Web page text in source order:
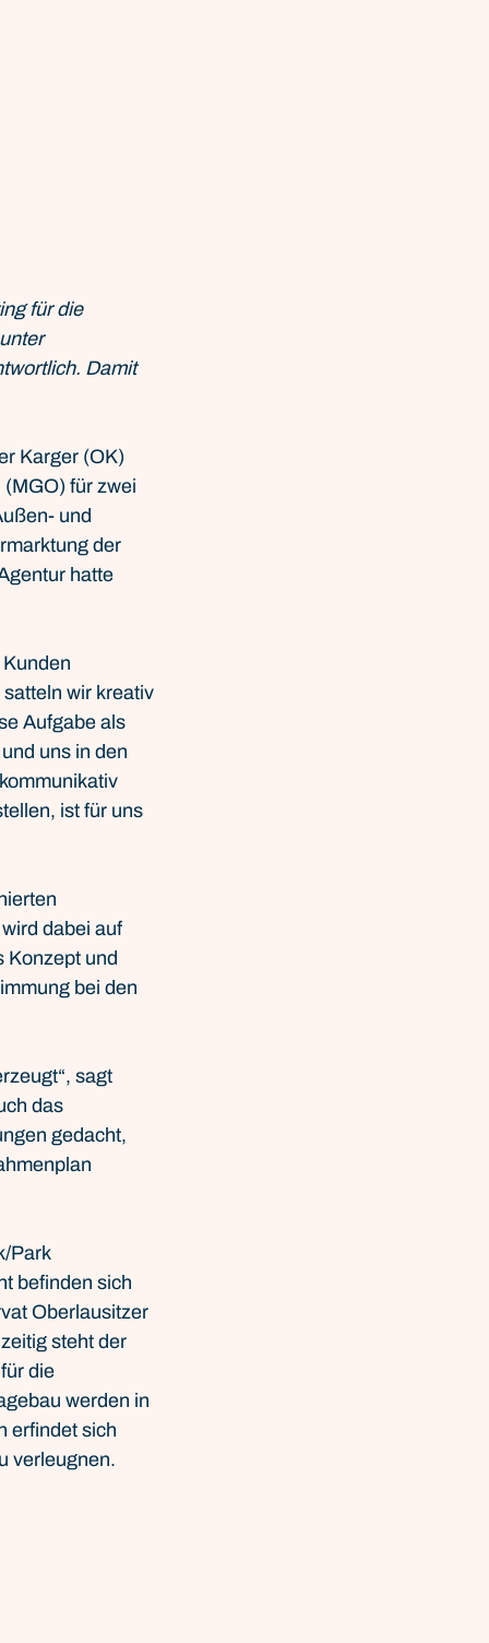
für die
Damit
Karger (OK)
für zwei
und
der
hatte
wir kreativ
Aufgabe als
uns in den
ist für uns
dabei auf
Konzept und
bei den
sagt
das
gedacht,
Park
befinden sich
Oberlausitzer
steht der
die
werden in
erfindet sich
verleugnen.